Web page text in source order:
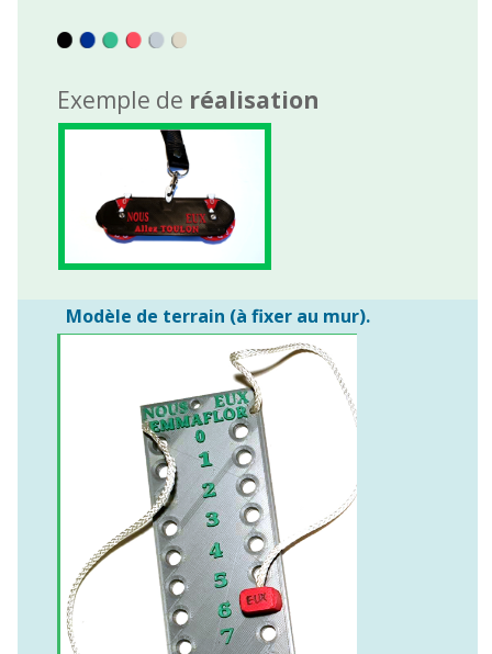
Exemple de réalisation
Modèle de terrain (à fixer au mur).